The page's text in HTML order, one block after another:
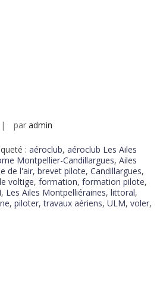
par admin
: aéroclub, aéroclub Les Ailes
Montpellier-Candillargues, Ailes
de l'air, brevet pilote, Candillargues,
voltige, formation, formation pilote,
, Les Ailes Montpelliéraines, littoral,
, piloter,travaux aériens, ULM, voler,